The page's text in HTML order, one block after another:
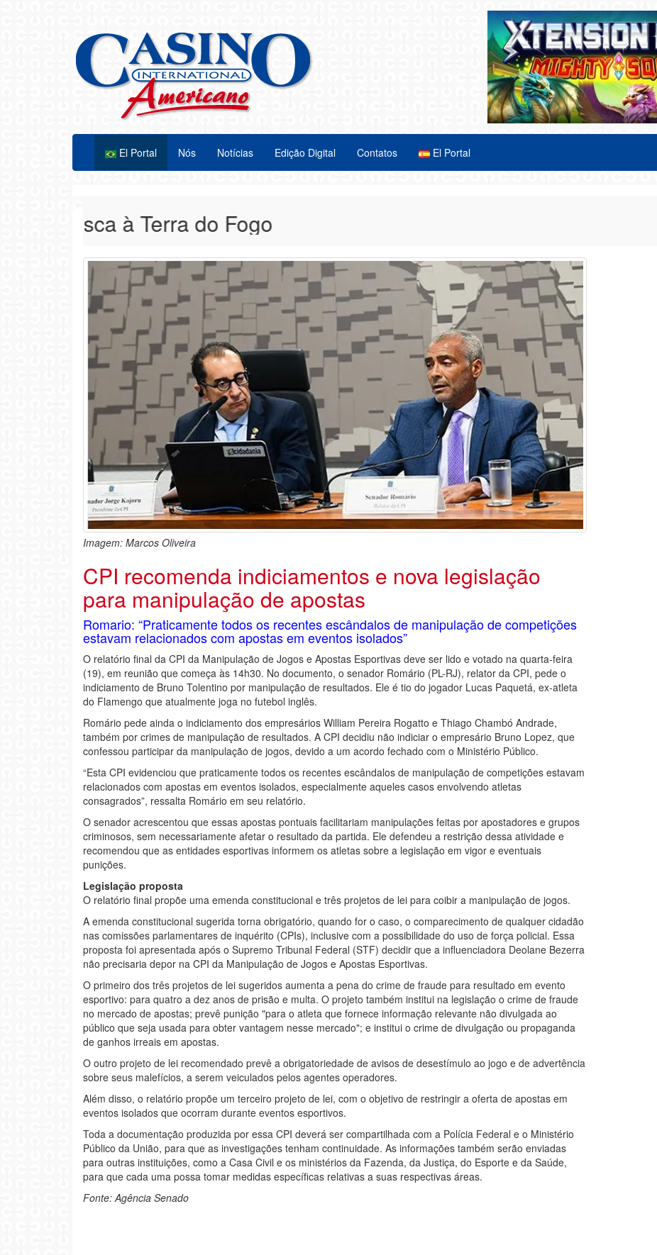
El Portal Nós Notícias Edição Digital Contatos El Portal
à Terra do Fogo
Imagem: Marcos Oliveira
CPI recomenda indiciamentos e nova legislação
para manipulação de apostas
Romario: “Praticamente todos os recentes escândalos de manipulação de competições
estavam relacionados com apostas em eventos isolados”
O relatório final da CPI da Manipulação de Jogos e Apostas Esportivas deve ser lido e votado na quarta-feira
(19), em reunião que começa às 14h30. No documento, o senador Romário (PL-RJ), relator da CPI, pede o
indiciamento de Bruno Tolentino por manipulação de resultados. Ele é tio do jogador Lucas Paquetá, ex-atleta
do Flamengo que atualmente joga no futebol inglês.
Romário pede ainda o indiciamento dos empresários William Pereira Rogatto e Thiago Chambó Andrade,
também por crimes de manipulação de resultados. A CPI decidiu não indiciar o empresário Bruno Lopez, que
confessou participar da manipulação de jogos, devido a um acordo fechado com o Ministério Público.
“Esta CPI evidenciou que praticamente todos os recentes escândalos de manipulação de competições estavam
relacionados com apostas em eventos isolados, especialmente aqueles casos envolvendo atletas
consagrados”, ressalta Romário em seu relatório.
O senador acrescentou que essas apostas pontuais facilitariam manipulações feitas por apostadores e grupos
criminosos, sem necessariamente afetar o resultado da partida. Ele defendeu a restrição dessa atividade e
recomendou que as entidades esportivas informem os atletas sobre a legislação em vigor e eventuais
punições.
Legislação proposta
O relatório final propõe uma emenda constitucional e três projetos de lei para coibir a manipulação de jogos.
A emenda constitucional sugerida torna obrigatório, quando for o caso, o comparecimento de qualquer cidadão
nas comissões parlamentares de inquérito (CPIs), inclusive com a possibilidade do uso de força policial. Essa
proposta foi apresentada após o Supremo Tribunal Federal (STF) decidir que a influenciadora Deolane Bezerra
não precisaria depor na CPI da Manipulação de Jogos e Apostas Esportivas.
O primeiro dos três projetos de lei sugeridos aumenta a pena do crime de fraude para resultado em evento
esportivo: para quatro a dez anos de prisão e multa. O projeto também institui na legislação o crime de fraude
no mercado de apostas; prevê punição "para o atleta que fornece informação relevante não divulgada ao
público que seja usada para obter vantagem nesse mercado"; e institui o crime de divulgação ou propaganda
de ganhos irreais em apostas.
O outro projeto de lei recomendado prevê a obrigatoriedade de avisos de desestímulo ao jogo e de advertência
sobre seus malefícios, a serem veiculados pelos agentes operadores.
Além disso, o relatório propõe um terceiro projeto de lei, com o objetivo de restringir a oferta de apostas em
eventos isolados que ocorram durante eventos esportivos.
Toda a documentação produzida por essa CPI deverá ser compartilhada com a Polícia Federal e o Ministério
Público da União, para que as investigações tenham continuidade. As informações também serão enviadas
para outras instituições, como a Casa Civil e os ministérios da Fazenda, da Justiça, do Esporte e da Saúde,
para que cada uma possa tomar medidas específicas relativas a suas respectivas áreas.
Fonte: Agência Senado